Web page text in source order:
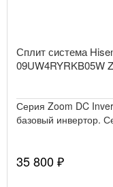
Сплит система
09UW4RYRKB05W
Серия Zoom DC
базовый инвертор.
35 800 ₽